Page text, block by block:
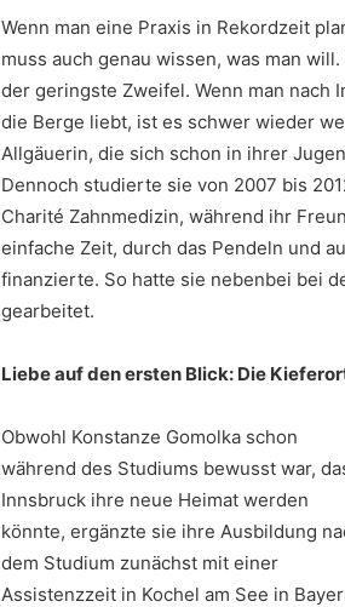
Wenn man eine Praxis in Rekordzeit
muss auch genau wissen, was man
der geringste Zweifel. Wenn man nach
die Berge liebt, ist es schwer wieder
Allgäuerin, die sich schon in ihrer
Dennoch studierte sie von 2007 bis
Charité Zahnmedizin, während ihr
einfache Zeit, durch das Pendeln und
finanzierte. So hatte sie nebenbei bei
gearbeitet.
Liebe auf den ersten Blick: Die
Obwohl Konstanze Gomolka schon
während des Studiums bewusst war,
Innsbruck ihre neue Heimat werden
könnte, ergänzte sie ihre Ausbildung
dem Studium zunächst mit einer
Assistenzzeit in Kochel am See in